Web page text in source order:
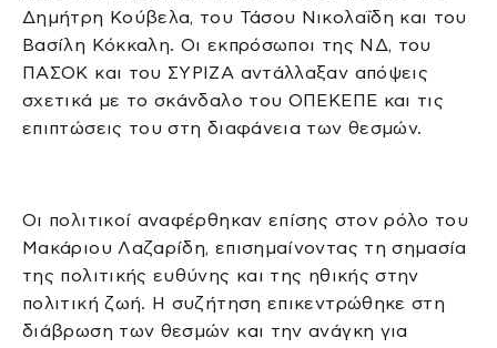
Δημήτρη Κούβελα, του Τάσου Νικολαΐδη και του
Βασίλη Κόκκαλη. Οι εκπρόσωποι της ΝΔ, του
ΠΑΣΟΚ και του ΣΥΡΙΖΑ αντάλλαξαν απόψεις
σχετικά με το σκάνδαλο του ΟΠΕΚΕΠΕ και τις
επιπτώσεις του στη διαφάνεια των θεσμών.
Οι πολιτικοί αναφέρθηκαν επίσης στον ρόλο του
Μακάριου Λαζαρίδη, επισημαίνοντας τη σημασία
της πολιτικής ευθύνης και της ηθικής στην
πολιτική ζωή. Η συζήτηση επικεντρώθηκε στη
διάβρωση των θεσμών και την ανάγκη για